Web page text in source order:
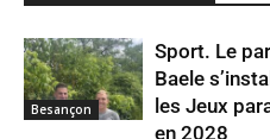
Besançon
Sport. Le
Baele
les Jeux
en 2028